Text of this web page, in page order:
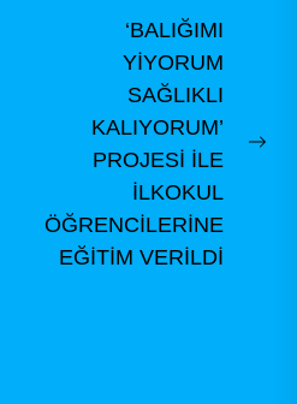
‘BALIĞIMI
YİYORUM
SAĞLIKLI
KALIYORUM’
PROJESİ İLE
İLKOKUL
ÖĞRENCİLERİNE
EĞİTİM VERİLDİ